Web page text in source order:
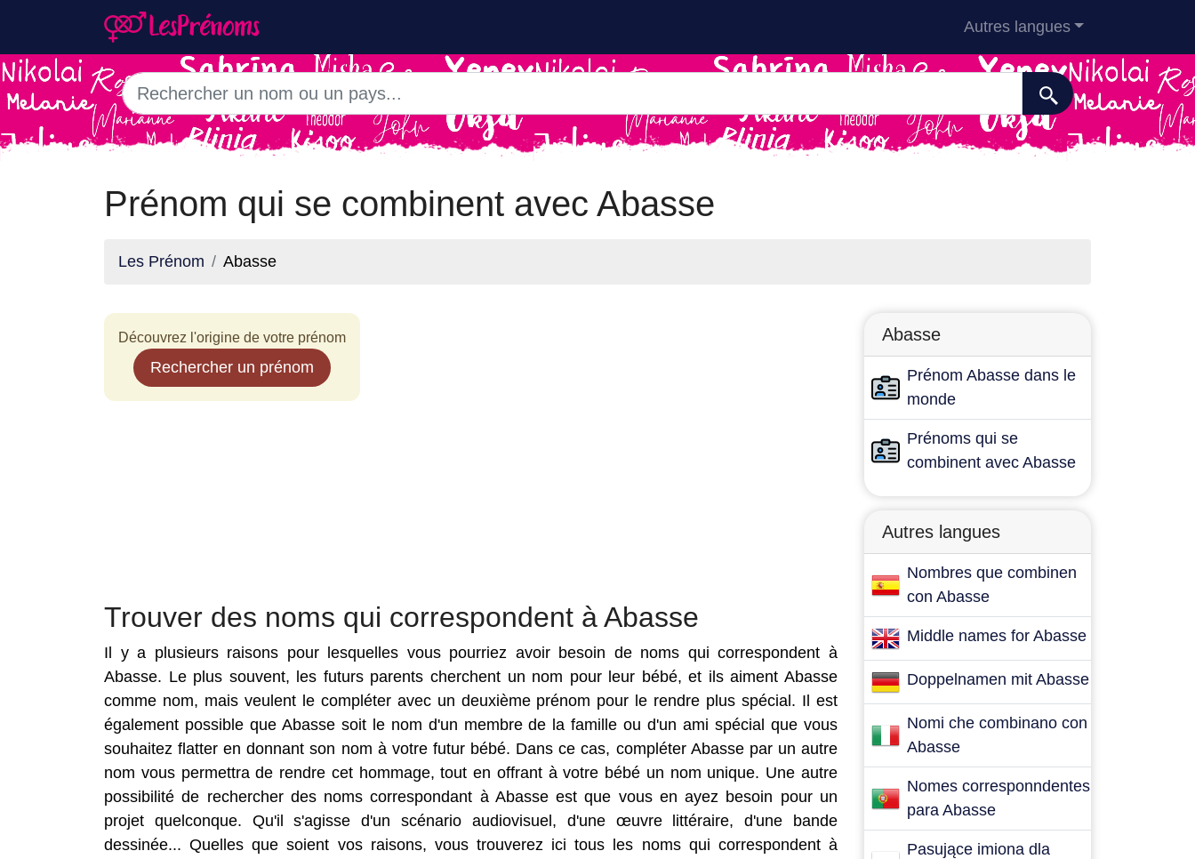
Autres langues
Prénom qui se combinent avec Abasse
Les Prénom Abasse
Découvrez l'origine de votre prénom
Rechercher un prénom
Trouver des noms qui correspondent à Abasse
Il y a plusieurs raisons pour lesquelles vous pourriez avoir besoin de noms qui correspondent à
Abasse. Le plus souvent, les futurs parents cherchent un nom pour leur bébé, et ils aiment Abasse
comme nom, mais veulent le compléter avec un deuxième prénom pour le rendre plus spécial. Il est
également possible que Abasse soit le nom d'un membre de la famille ou d'un ami spécial que vous
souhaitez flatter en donnant son nom à votre futur bébé. Dans ce cas, compléter Abasse par un autre
nom vous permettra de rendre cet hommage, tout en offrant à votre bébé un nom unique. Une autre
possibilité de rechercher des noms correspondant à Abasse est que vous en ayez besoin pour un
projet quelconque. Qu'il s'agisse d'un scénario audiovisuel, d'une œuvre littéraire, d'une bande
dessinée... Quelles que soient vos raisons, vous trouverez ici tous les noms qui correspondent à
Abasse
Prénom Abasse dans le
monde
Prénoms qui se
combinent avec Abasse
Autres langues
Nombres que combinen
con Abasse
Middle names for Abasse
Doppelnamen mit Abasse
Nomi che combinano con
Abasse
Nomes corresponndentes
para Abasse
Pasujące imiona dla